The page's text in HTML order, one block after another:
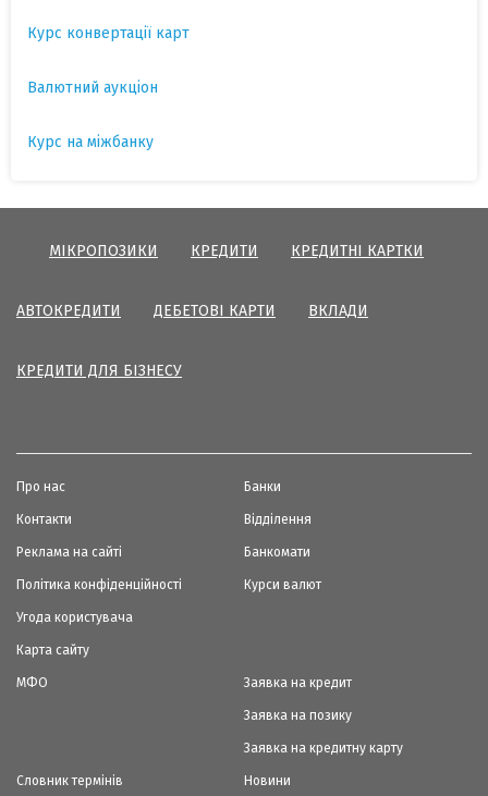
Курс конвертації карт
Валютний аукціон
Курс на міжбанку
МІКРОПОЗИКИ КРЕДИТИ КРЕДИТНІ КАРТКИ
АВТОКРЕДИТИ ДЕБЕТОВІ КАРТИ ВКЛАДИ
КРЕДИТИ ДЛЯ БІЗНЕСУ
Про нас
Контакти
Реклама на сайті
Політика конфіденційності
Угода користувача
Карта сайту
Банки
Відділення
Банкомати
Курси валют
МФО Заявка на кредит
Заявка на позику
Заявка на кредитну карту
Словник термінів Новини